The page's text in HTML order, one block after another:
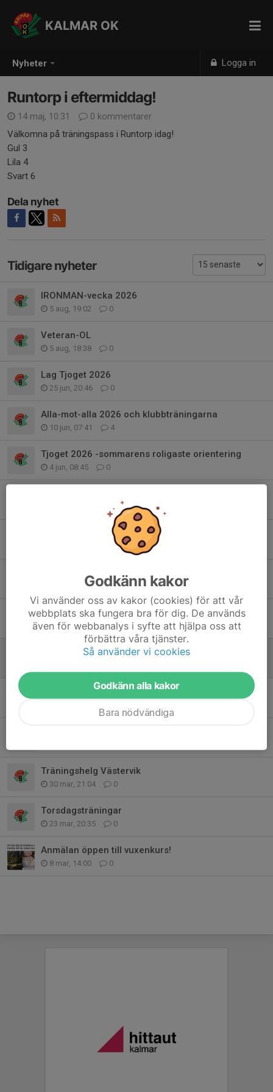
Nyheter Logga in
KALMAR OK
Runtorp i eftermiddag!
14 maj, 10:31
0 kommentarer
Välkomna på träningspass i Runtorp idag!
Gul 3
Lila 4
Svart 6
Dela nyhet
Tidigare nyheter
IRONMAN-vecka 2026
5 aug, 19:02 0
Veteran-OL
5 aug, 18:38 0
Lag Tjoget 2026
25 jun, 20:46 0
Alla-mot-alla 2026 och klubbträningarna
10 jun, 07:41 4
Tjoget 2026 -sommarens roligaste orientering
4 jun, 08:45 0
0
Alla mot Alla, Rälla - etapp 2
3
Resultat Alla mot alla
21 maj, 23:03 0
Alla mot alla
16 maj, 11:54 9
Runtorp i eftermiddag!
Bödaläger 2026
Träningshelg Västervik
30 mar, 21:04 0
Torsdagsträningar
23 mar, 20:35 0
Anmälan öppen till vuxenkurs!
8 mar, 14:00 0
Godkänn kakor
Vi använder oss av kakor (cookies) för att vår
webbplats ska fungera bra för dig. De används
även för webbanalys i syfte att hjälpa oss att
förbättra våra tjänster.
Så använder vi cookies
Godkänn alla kakor
Bara nödvändiga